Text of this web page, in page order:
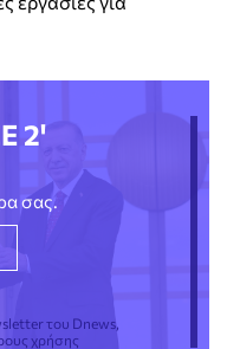
2'
σας.
του Dnews,
χρήσης